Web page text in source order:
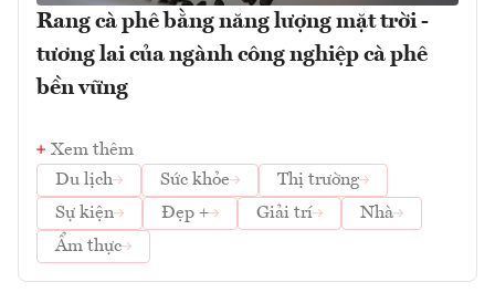
Rang cà phê bằng năng lượng mặt trời -
tương lai của ngành công nghiệp cà phê
bền vững
Xem thêm
Du lịch
Sức khỏe
Thị trường
Sự kiện
Đẹp + Giải trí
Nhà
Ẩm thực